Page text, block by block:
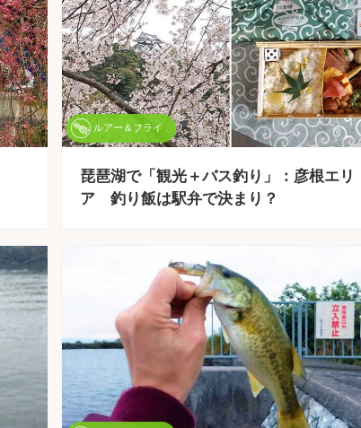
ルアー＆フライ
琵琶湖で「観光＋バス釣り」：彦根エリ
ア 釣り飯は駅弁で決まり？